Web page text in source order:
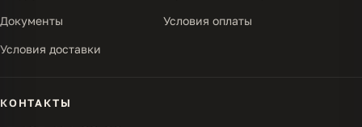
Документы Условия оплаты
Условия доставки
КОНТАКТЫ